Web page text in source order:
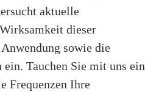
aktuelle
dieser
sowie die
Tauchen Sie mit uns ein
Frequenzen Ihre